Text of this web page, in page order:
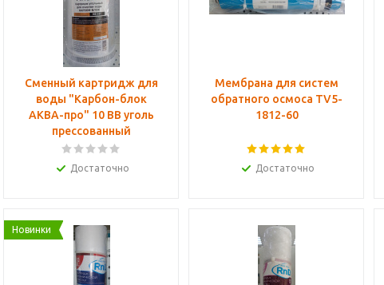
Сменный картридж для
воды "Карбон-блок
АКВА-про" 10 ВВ уголь
прессованный
Достаточно
Мембрана для систем
обратного осмоса TV5-
1812-60
Достаточно
Новинки